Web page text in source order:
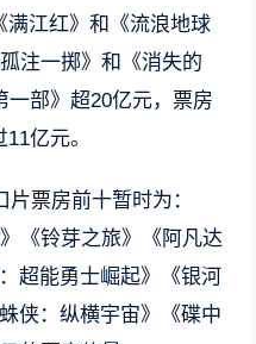
满江红》和《流浪地球
注一掷》和《消失的
一部》超20亿元，票房
亿元。
票房前十暂时为：
《铃芽之旅》《阿凡达
超能勇士崛起》《银河
侠：纵横宇宙》《碟中